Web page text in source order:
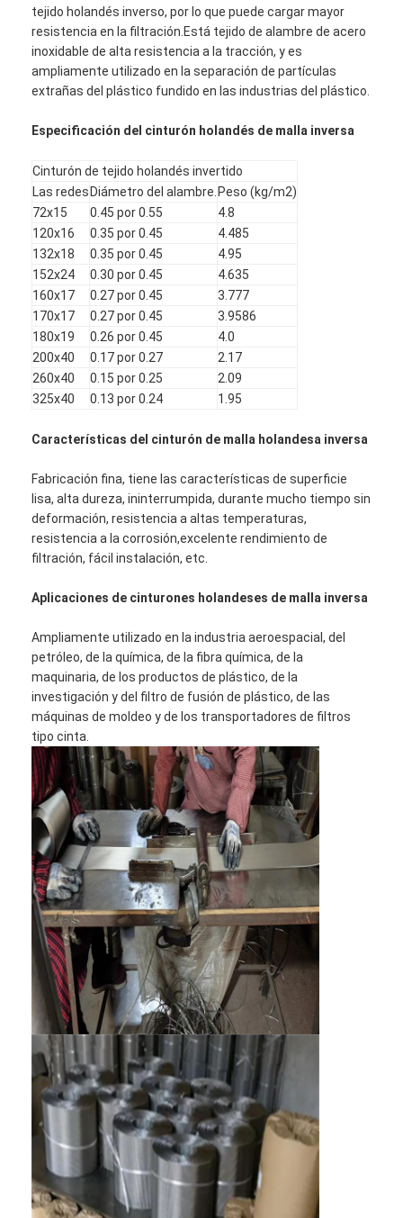
Inicio
Productos
Sobre nosotros
Visita a la fábrica
Control de Calidad
Contacto
noticias
Chatea Ahora
Malla X Tend de Acero Inoxidable
pantalla de filtro para extrusora
Paquete de la pantalla del extrusor
Malla de la cuerda de alambre
tejido holandés inverso, por lo que puede cargar mayor
resistencia en la filtración.Está tejido de alambre de acero
inoxidable de alta resistencia a la tracción, y es
ampliamente utilizado en la separación de partículas
extrañas del plástico fundido en las industrias del plástico.
Especificación del cinturón holandés de malla inversa
Cinturón de tejido holandés invertido
Las redes Diámetro del alambre. Peso (kg/m2)
72x15
0.45 por 0.55
4.8
120x16
0.35 por 0.45
4.485
132x18
0.35 por 0.45
4.95
152x24
0.30 por 0.45
4.635
160x17
0.27 por 0.45
3.777
170x17
0.27 por 0.45
3.9586
180x19
0.26 por 0.45
4.0
200x40
0.17 por 0.27
2.17
260x40
0.15 por 0.25
2.09
325x40
0.13 por 0.24 1.95
Características del cinturón de malla holandesa inversa
Fabricación fina, tiene las características de superficie
lisa, alta dureza, ininterrumpida, durante mucho tiempo sin
deformación, resistencia a altas temperaturas,
resistencia a la corrosión,excelente rendimiento de
filtración, fácil instalación, etc.
Aplicaciones de cinturones holandeses de malla inversa
Ampliamente utilizado en la industria aeroespacial, del
petróleo, de la química, de la fibra química, de la
maquinaria, de los productos de plástico, de la
investigación y del filtro de fusión de plástico, de las
máquinas de moldeo y de los transportadores de filtros
tipo cinta.